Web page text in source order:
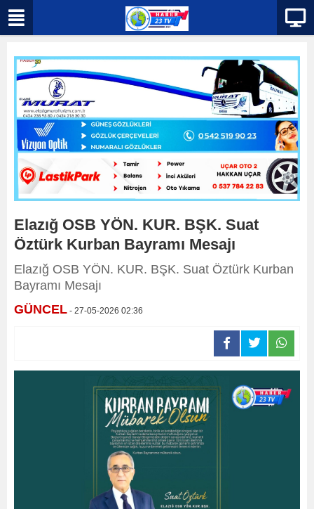
Elazığ OSB YÖN. KUR. BŞK. Suat
Öztürk Kurban Bayramı Mesajı
Elazığ OSB YÖN. KUR. BŞK. Suat Öztürk Kurban
Bayramı Mesajı
GÜNCEL - 27-05-2026 02:36